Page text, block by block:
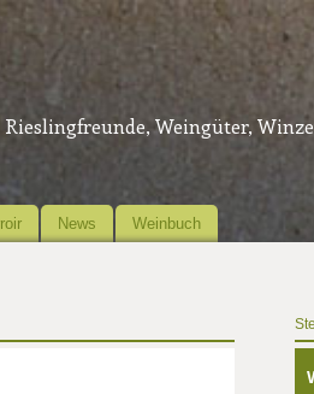
Weingüter,
News Weinbuch